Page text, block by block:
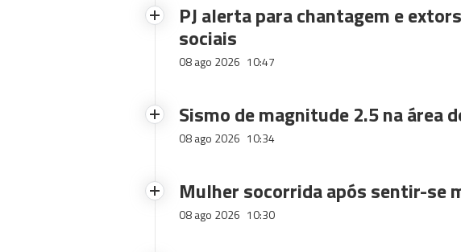
PJ alerta para chantagem e
sociais
08 ago 2026 10:47
Sismo de magnitude 2.5 na área
08 ago 2026 10:34
Mulher socorrida após sentir-se
08 ago 2026 10:30